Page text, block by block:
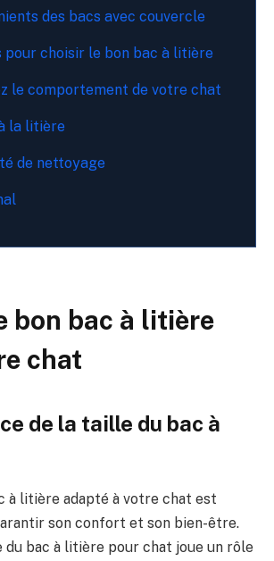
des bacs avec couvercle
pour choisir le bon bac à litière
le comportement de votre chat
la litière
de nettoyage
bon bac à litière
chat
de la taille du bac à
à litière adapté à votre chat est
son confort et son bien-être.
bac à litière pour chat joue un rôle